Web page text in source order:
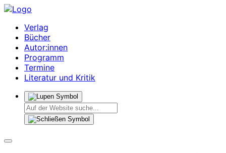
Verlag
Bücher
Autor:innen
Programm
Termine
Literatur und Kritik